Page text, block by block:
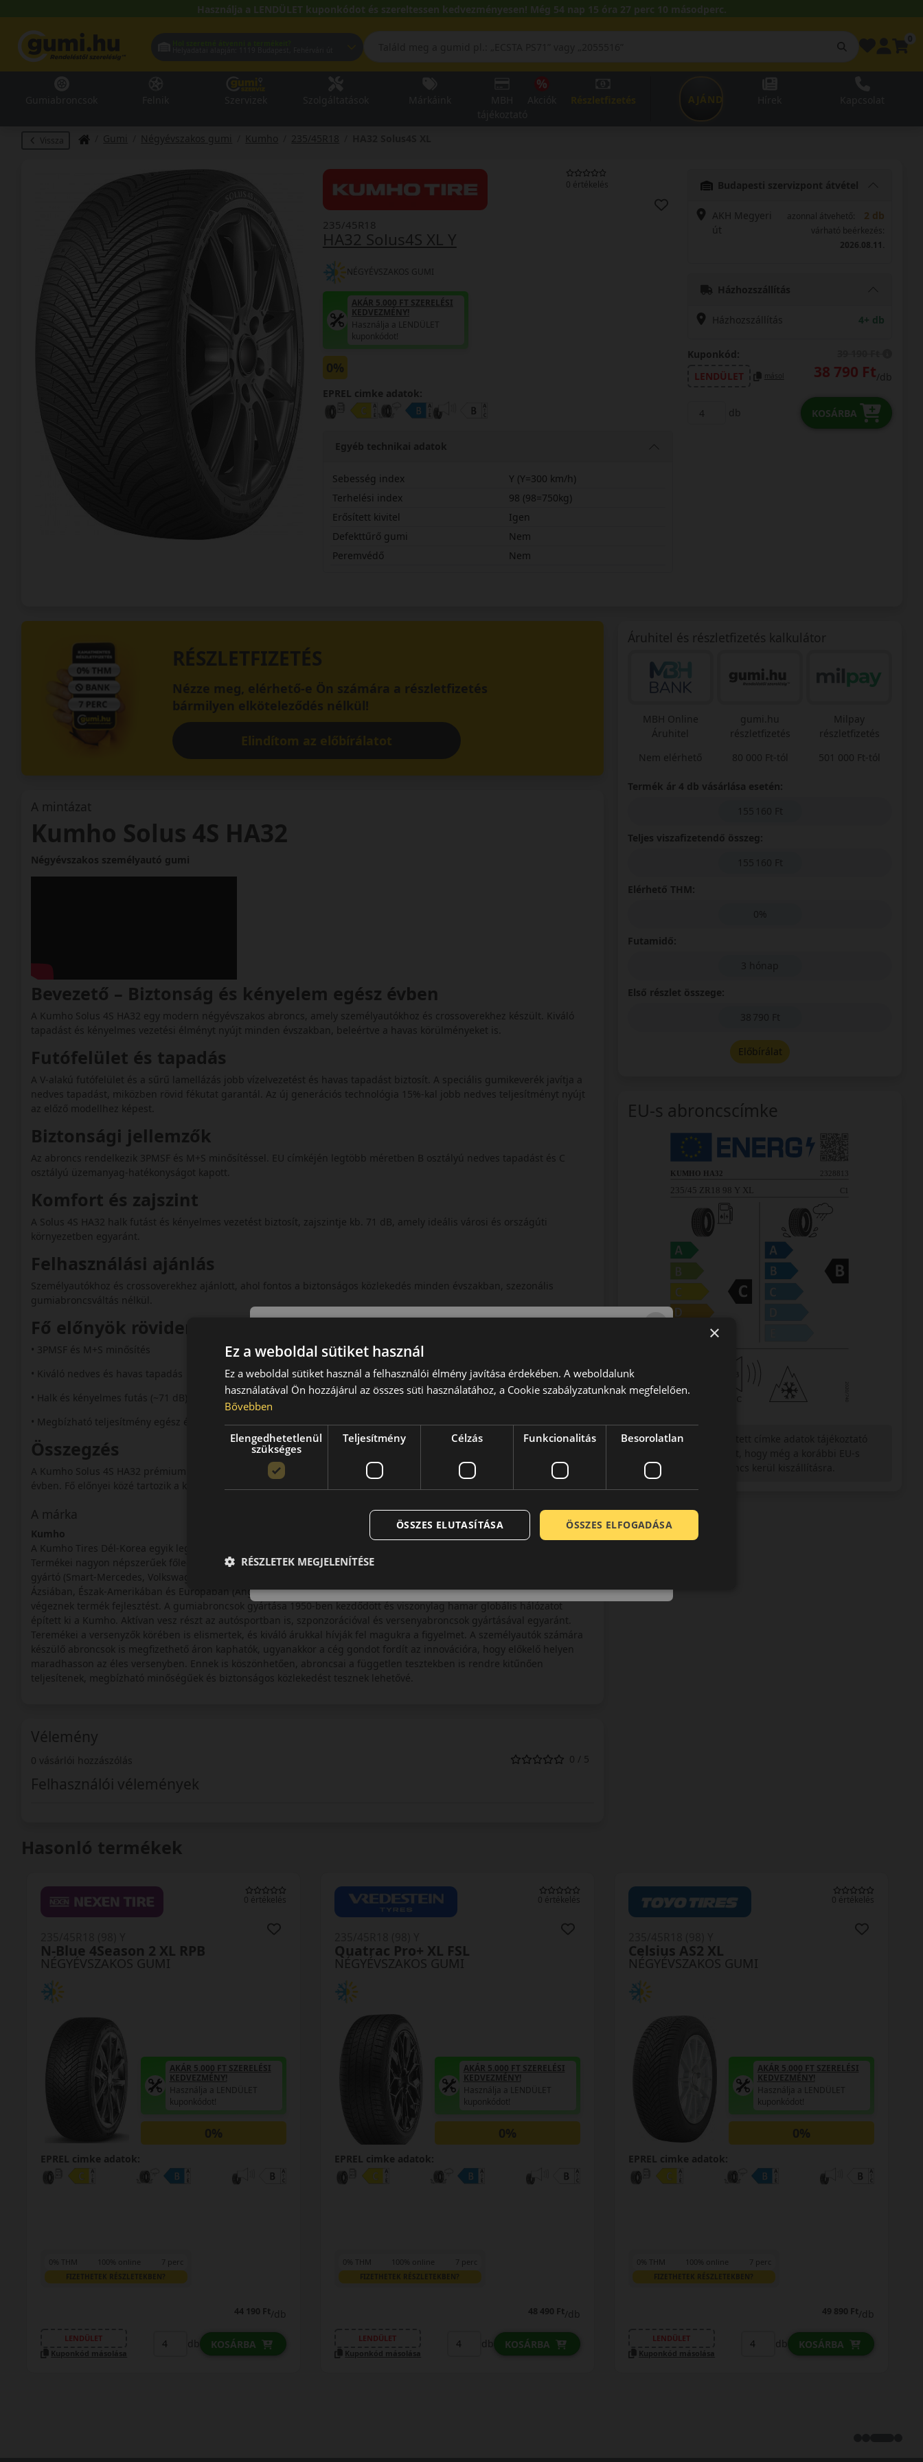
Használja a LENDÜLET kuponkódot és szereltessen kedvezményesen! Még 54 nap 15 óra 27 perc 09 másodperc.
AJÁNDÉKUTALVÁNY
Vissza Gumi Négyévszakos gumi Kumho 235/45R18
0 értékelés
HA32 Solus4S XL Y
235/45R18
NÉGYÉVSZAKOS GUMI
AKÁR 5.000 FT SZERELÉSI
KEDVEZMÉNY!
Használja a LENDÜLET
kuponkódot!
0%
EPREL cimke adatok:
Egyéb technikai adatok
Sebesség index
Y (Y=300 km/h)
Terhelési index
98 (98=750kg)
Erősített kivitel
Igen
Defekttűrő gumi
Nem
Peremvédő
Nem
Budapesti szervizpont átvétel
AKH Megyeri
út
azonnal átvehető: 2 db
várható beérkezés:
2026.08.11.
Házhozszállítás
Házhozszállítás 4+ db
Kuponkód:
LENDÜLET
másol 38 790 Ft/db
db KOSÁRBA
RÉSZLETFIZETÉS
Nézze meg, elérhető-e Ön számára a részletfizetés
bármilyen elköteleződés nélkül!
Elindítom az előbírálatot
A mintázat
Kumho Solus 4S HA32
Négyévszakos személyautó gumi
Bevezető – Biztonság és kényelem egész évben
A Kumho Solus 4S HA32 egy modern négyévszakos abroncs, amely személyautókhoz és crossoverekhez készült. Kiváló
tapadást és kényelmes vezetési élményt nyújt minden évszakban, beleértve a havas körülményeket is.
Futófelület és tapadás
A V-alakú futófelület és a sűrű lamellázás jobb vízelvezetést és havas tapadást biztosít. A speciális gumikeverék javítja a
nedves tapadást, miközben rövid fékutat garantál. Az új generációs technológia 15%-kal jobb nedves teljesítményt nyújt
az előző modellhez képest.
Biztonsági jellemzők
Az abroncs rendelkezik 3PMSF és M+S minősítéssel. EU címkéjén legtöbb méretben B osztályú nedves tapadást és C
osztályú üzemanyag-hatékonyságot kapott.
Komfort és zajszint
A Solus 4S HA32 halk futást és kényelmes vezetést biztosít, zajszintje kb. 71 dB, amely ideális városi és országúti
környezetben egyaránt.
Felhasználási ajánlás
Személyautókhoz és crossoverekhez ajánlott, ahol fontos a biztonságos közlekedés minden évszakban, szezonális
gumiabroncsváltás nélkül.
Fő előnyök röviden:
• 3PMSF és M+S minősítés
• Kiváló nedves és havas tapadás
• Halk és kényelmes futás (~71 dB)
• Megbízható teljesítmény egész évben
Összegzés
A Kumho Solus 4S HA32 prémium választás azoknak, akik biztonságos és kényelmes közlekedést szeretnének egész
évben. Fő előnyei közé tartozik a kiváló havas és nedves tapadás, a halk futás és a 3PMSF minősítés.
A márka
Kumho
A Kumho Tires Dél-Korea egyik legnagyobb ipari konglomerátuma. A Kumho, Samyang, Marshal gumiabroncsok gyártója.
Termékei nagyon népszerűek főleg a tengeren túlon számos személyautó első szerelésű abroncsai, de több európai
gyártó (Smart-Mercedes, Volkswagen) is előnyben részesíti kitűnő minőségük és nagyszerű ár/érték arányuk miatt.
Ázsiában, Észak-Amerikában és Európában (Angliában) van a gyártónak kutató központja, illetve Németországban
végeznek termék fejlesztést. A gumiabroncsok gyártása 1950-ben kezdődött és viszonylag hamar globális hálózatot
épített ki a Kumho. Aktívan vesz részt az autósportban is, szponzorációval és versenyabroncsok gyártásával egyaránt.
Teremékei a versenyzők körében is elismertek, és kiváló árukkal hívják fel magukra a figyelmet. A személyautók számára
készülő abroncsok is megfizethető áron kaphatók, ugyanakkor a cég gondot fordít az innovációra, hogy előkelő helyen
maradhasson az éles versenyben. Ennek is köszönhetően, abroncsai a független tesztekben is rendre kitűnően
teljesítenek, megbízható minőségűek és biztonságos közlekedést tesznek lehetővé.
Vélemény
0 vásárlói hozzászólás 0 / 5
Felhasználói vélemények
Áruhitel és részletfizetés kalkulátor
MBH Online
Áruhitel
Nem elérhető
gumi.hu
részletfizetés
80 000 Ft-tól
Milpay
részletfizetés
501 000 Ft-tól
Termék ár 4 db vásárlása esetén:
155 160 Ft
Teljes viszafizetendő összeg:
155 160 Ft
Elérhető THM:
0%
Futamidő:
3 hónap
Első részlet összege:
38 790 Ft
Előbírálat
EU-s abroncscímke
Figyelem a feltüntetett címke adatok tájékoztató
címkével ellátott abroncs kerül kiszállításra.
Hasonló termékek
0 értékelés
NÉGYÉVSZAKOS GUMI
N-Blue 4Season 2 XL RPB
AKÁR 5.000 FT SZERELÉSI
KEDVEZMÉNY!
Használja a LENDÜLET
kuponkódot!
0%
EPREL cimke adatok:
0% THM 100% online 7 perc
FIZETHETEK RÉSZLETEKBEN?
44 190 Ft/db
LENDÜLET
Kuponkód másolása
db KOSÁRBA
0 értékelés
NÉGYÉVSZAKOS GUMI
Quatrac Pro+ XL FSL
AKÁR 5.000 FT SZERELÉSI
KEDVEZMÉNY!
Használja a LENDÜLET
kuponkódot!
0%
EPREL cimke adatok:
0% THM 100% online 7 perc
FIZETHETEK RÉSZLETEKBEN?
48 490 Ft/db
LENDÜLET
Kuponkód másolása
db KOSÁRBA
0 értékelés
NÉGYÉVSZAKOS GUMI
Celsius AS2 XL
AKÁR 5.000 FT SZERELÉSI
KEDVEZMÉNY!
Használja a LENDÜLET
kuponkódot!
0%
EPREL cimke adatok:
0% THM 100% online 7 perc
FIZETHETEK RÉSZLETEKBEN?
49 890 Ft/db
LENDÜLET
Kuponkód másolása
db KOSÁRBA
×
Ez a weboldal sütiket használ
Ez a weboldal sütiket használ a felhasználói élmény javítása érdekében. A weboldalunk
használatával Ön hozzájárul az összes süti használatához, a Cookie szabályzatunknak megfelelően.
Bővebben
Elengedhetetlenül
szükséges
Teljesítmény Célzás Funkcionalitás Besorolatlan
ÖSSZES ELFOGADÁSA
ÖSSZES ELUTASÍTÁSA
RÉSZLETEK MEGJELENÍTÉSE